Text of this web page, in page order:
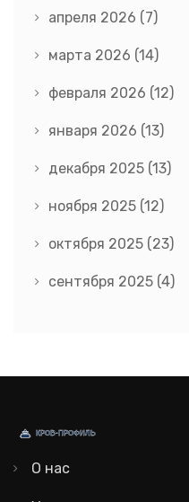
апреля 2026 (7)
марта 2026 (14)
февраля 2026 (12)
января 2026 (13)
декабря 2025 (13)
ноября 2025 (12)
октября 2025 (23)
сентября 2025 (4)
О нас